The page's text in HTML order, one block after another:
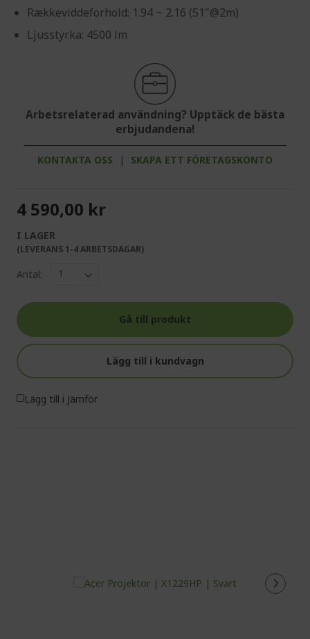
Rækkeviddeforhold: 1.94 ~ 2.16 (51"@2m)
Ljusstyrka: 4500 lm
Arbetsrelaterad användning? Upptäck de bästa
erbjudandena!
KONTAKTA OSS | SKAPA ETT FÖRETAGSKONTO
4 590,00 kr
I LAGER
(LEVERANS 1-4 ARBETSDAGAR)
Antal:
Gå till produkt
Lägg till i kundvagn
Lägg till i Jämför